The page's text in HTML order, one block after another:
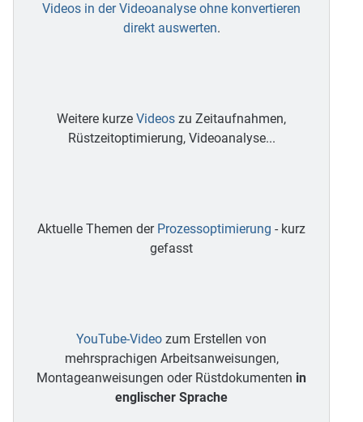
Videos in der Videoanalyse ohne konvertieren
direkt auswerten.
Weitere kurze Videos zu Zeitaufnahmen,
Rüstzeitoptimierung, Videoanalyse...
Aktuelle Themen der Prozessoptimierung - kurz
gefasst
YouTube-Video zum Erstellen von
mehrsprachigen Arbeitsanweisungen,
Montageanweisungen oder Rüstdokumenten in
englischer Sprache